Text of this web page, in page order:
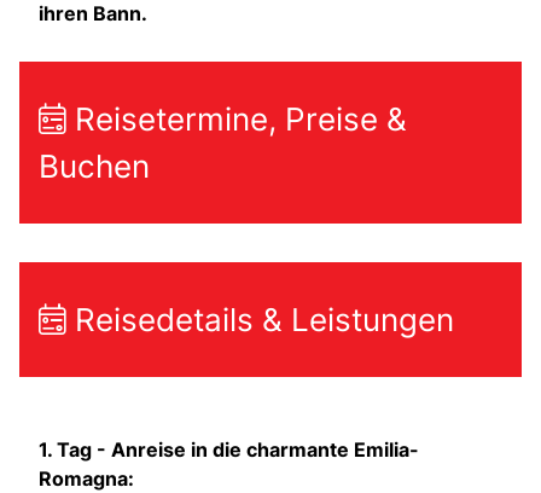
ihren Bann.
Reisetermine, Preise &
Buchen
Reisedetails & Leistungen
1. Tag - Anreise in die charmante Emilia-
Romagna: